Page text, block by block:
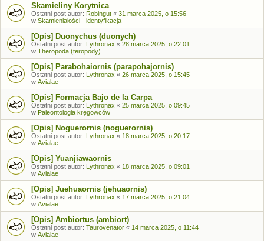
Skamieliny Korytnica
Ostatni post autor: Robingut « 31 marca 2025, o 15:56
w Skamieniałości - identyfikacja
[Opis] Duonychus (duonych)
Ostatni post autor: Lythronax « 28 marca 2025, o 22:01
w Theropoda (teropody)
[Opis] Parabohaiornis (parapohajornis)
Ostatni post autor: Lythronax « 26 marca 2025, o 15:45
w Avialae
[Opis] Formacja Bajo de la Carpa
Ostatni post autor: Lythronax « 25 marca 2025, o 09:45
w Paleontologia kręgowców
[Opis] Noguerornis (noguerornis)
Ostatni post autor: Lythronax « 18 marca 2025, o 20:17
w Avialae
[Opis] Yuanjiawaornis
Ostatni post autor: Lythronax « 18 marca 2025, o 09:01
w Avialae
[Opis] Juehuaornis (jehuaornis)
Ostatni post autor: Lythronax « 17 marca 2025, o 21:04
w Avialae
[Opis] Ambiortus (ambiort)
Ostatni post autor: Taurovenator « 14 marca 2025, o 11:44
w Avialae